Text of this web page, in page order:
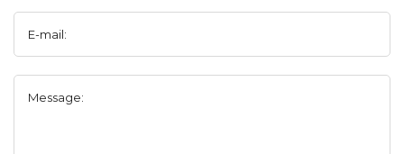
E-mail:
Message: